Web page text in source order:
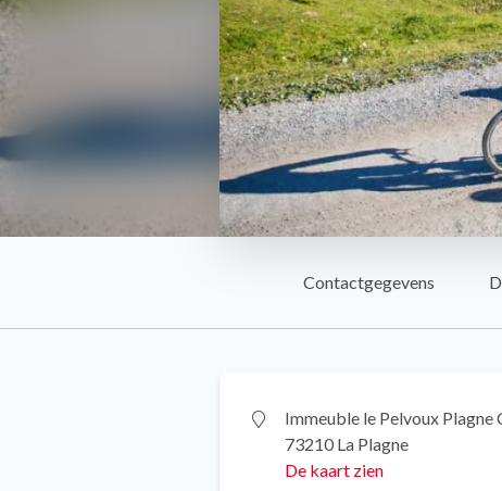
Contactgegevens
Immeuble le Pelvoux Plagne
73210 La Plagne
De kaart zien